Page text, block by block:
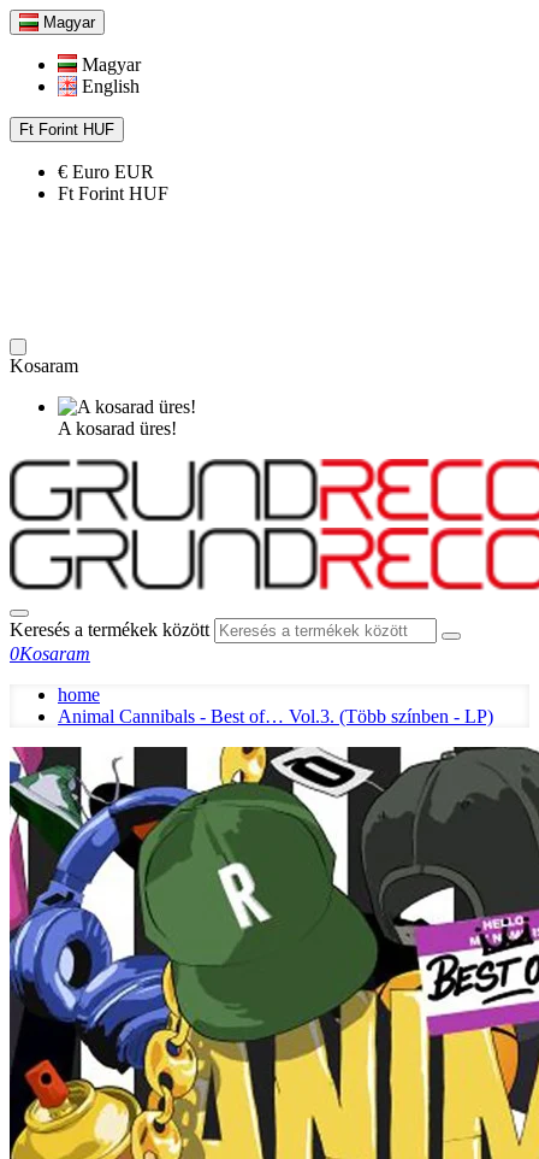
Magyar
Magyar
English
Ft Forint HUF
€ Euro EUR
Ft Forint HUF
Kosaram
A kosarad üres!
Keresés a termékek között
0Kosaram
home
Animal Cannibals - Best of… Vol.3. (Több színben - LP)